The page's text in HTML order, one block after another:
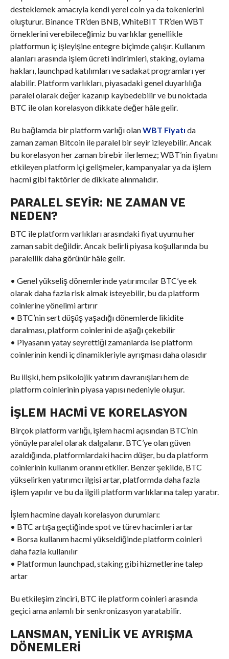
desteklemek amacıyla kendi yerel coin ya da tokenlerini
oluşturur. Binance TR’den BNB, WhiteBIT TR’den WBT
örneklerini verebileceğimiz bu varlıklar genellikle
platformun iç işleyişine entegre biçimde çalışır. Kullanım
alanları arasında işlem ücreti indirimleri, staking, oylama
hakları, launchpad katılımları ve sadakat programları yer
alabilir. Platform varlıkları, piyasadaki genel duyarlılığa
paralel olarak değer kazanıp kaybedebilir ve bu noktada
BTC ile olan korelasyon dikkate değer hâle gelir.
Bu bağlamda bir platform varlığı olanWBT Fiyatı da
zaman zaman Bitcoin ile paralel bir seyir izleyebilir. Ancak
bu korelasyon her zaman birebir ilerlemez; WBT’nin fiyatını
etkileyen platform içi gelişmeler, kampanyalar ya da işlem
hacmi gibi faktörler de dikkate alınmalıdır.
PARALEL SEYIR: NE ZAMAN VE
NEDEN?
BTC ile platform varlıkları arasındaki fiyat uyumu her
zaman sabit değildir. Ancak belirli piyasa koşullarında bu
paralellik daha görünür hâle gelir.
• Genel yükseliş dönemlerinde yatırımcılar BTC’ye ek
olarak daha fazla risk almak isteyebilir, bu da platform
coinlerine yönelimi artırır
• BTC’nin sert düşüş yaşadığı dönemlerde likidite
daralması, platform coinlerini de aşağı çekebilir
• Piyasanın yatay seyrettiği zamanlarda ise platform
coinlerinin kendi iç dinamikleriyle ayrışması daha olasıdır
Bu ilişki, hem psikolojik yatırım davranışları hem de
platform coinlerinin piyasa yapısı nedeniyle oluşur.
İŞLEM HACMI VE KORELASYON
Birçok platform varlığı, işlem hacmi açısından BTC’nin
yönüyle paralel olarak dalgalanır. BTC’ye olan güven
azaldığında, platformlardaki hacim düşer, bu da platform
coinlerinin kullanım oranını etkiler. Benzer şekilde, BTC
yükselirken yatırımcı ilgisi artar, platformda daha fazla
işlem yapılır ve bu da ilgili platform varlıklarına talep yaratır.
İşlem hacmine dayalı korelasyon durumları:
• BTC artışa geçtiğinde spot ve türev hacimleri artar
• Borsa kullanım hacmi yükseldiğinde platform coinleri
daha fazla kullanılır
• Platformun launchpad, staking gibi hizmetlerine talep
artar
Bu etkileşim zinciri, BTC ile platform coinleri arasında
geçici ama anlamlı bir senkronizasyon yaratabilir.
LANSMAN, YENILIK VE AYRIŞMA
DÖNEMLERI